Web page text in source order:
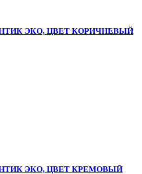
ЭКО, ЦВЕТ КОРИЧНЕВЫЙ
ЭКО, ЦВЕТ КРЕМОВЫЙ